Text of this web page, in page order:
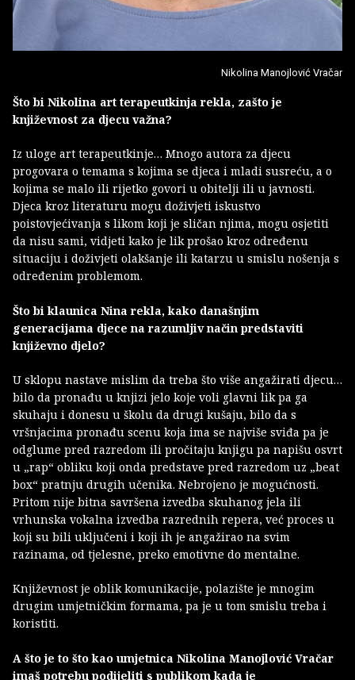
Nikolina Manojlović Vračar
Što bi Nikolina art terapeutkinja rekla, zašto je
književnost za djecu važna?
Iz uloge art terapeutkinje… Mnogo autora za djecu
progovara o temama s kojima se djeca i mladi susreću, a o
kojima se malo ili rijetko govori u obitelji ili u javnosti.
Djeca kroz literaturu mogu doživjeti iskustvo
poistovjećivanja s likom koji je sličan njima, mogu osjetiti
da nisu sami, vidjeti kako je lik prošao kroz određenu
situaciju i doživjeti olakšanje ili katarzu u smislu nošenja s
određenim problemom.
Što bi klaunica Nina rekla, kako današnjim
generacijama djece na razumljiv način predstaviti
književno djelo?
U sklopu nastave mislim da treba što više angažirati djecu…
bilo da pronađu u knjizi jelo koje voli glavni lik pa ga
skuhaju i donesu u školu da drugi kušaju, bilo da s
vršnjacima pronađu scenu koja ima se najviše sviđa pa je
odglume pred razredom ili pročitaju knjigu pa napišu osvrt
u „rap“ obliku koji onda predstave pred razredom uz „beat
box“ pratnju drugih učenika. Nebrojeno je mogućnosti.
Pritom nije bitna savršena izvedba skuhanog jela ili
vrhunska vokalna izvedba razrednih repera, već proces u
koji su bili uključeni i koji ih je angažirao na svim
razinama, od tjelesne, preko emotivne do mentalne.
Književnost je oblik komunikacije, polazište je mnogim
drugim umjetničkim formama, pa je u tom smislu treba i
koristiti.
A što je to što kao umjetnica Nikolina Manojlović Vračar
imaš potrebu podijeliti s publikom kada je